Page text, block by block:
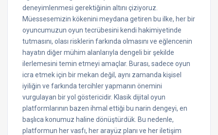
deneyimlenmesi gerektiğinin altını çiziyoruz.
Müessesemizin kökenini meydana getiren bu ilke, her bir
oyuncumuzun oyun tecrübesini kendi hakimiyetinde
tutmasını, olası risklerin farkında olmasını ve eğlencenin
hayatın diğer mühim alanlarıyla dengeli bir şekilde
ilerlemesini temin etmeyi amaçlar. Burası, sadece oyun
icra etmek için bir mekan değil, aynı zamanda kişisel
iyiliğin ve farkında tercihler yapmanın önemini
vurgulayan bir yol göstericidir. Klasik dijital oyun
platformlarının bazen ihmal ettiği bu narin dengeyi, en
başlıca konumuz haline dönüştürdük. Bu nedenle,
platformun her vasfı, her arayüz planı ve her iletişim